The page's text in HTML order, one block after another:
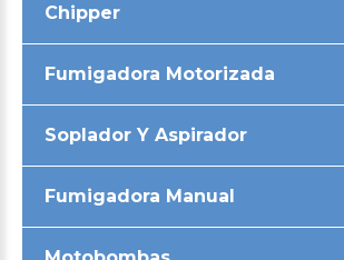
Chipper
Fumigadora Motorizada
Soplador Y Aspirador
Fumigadora Manual